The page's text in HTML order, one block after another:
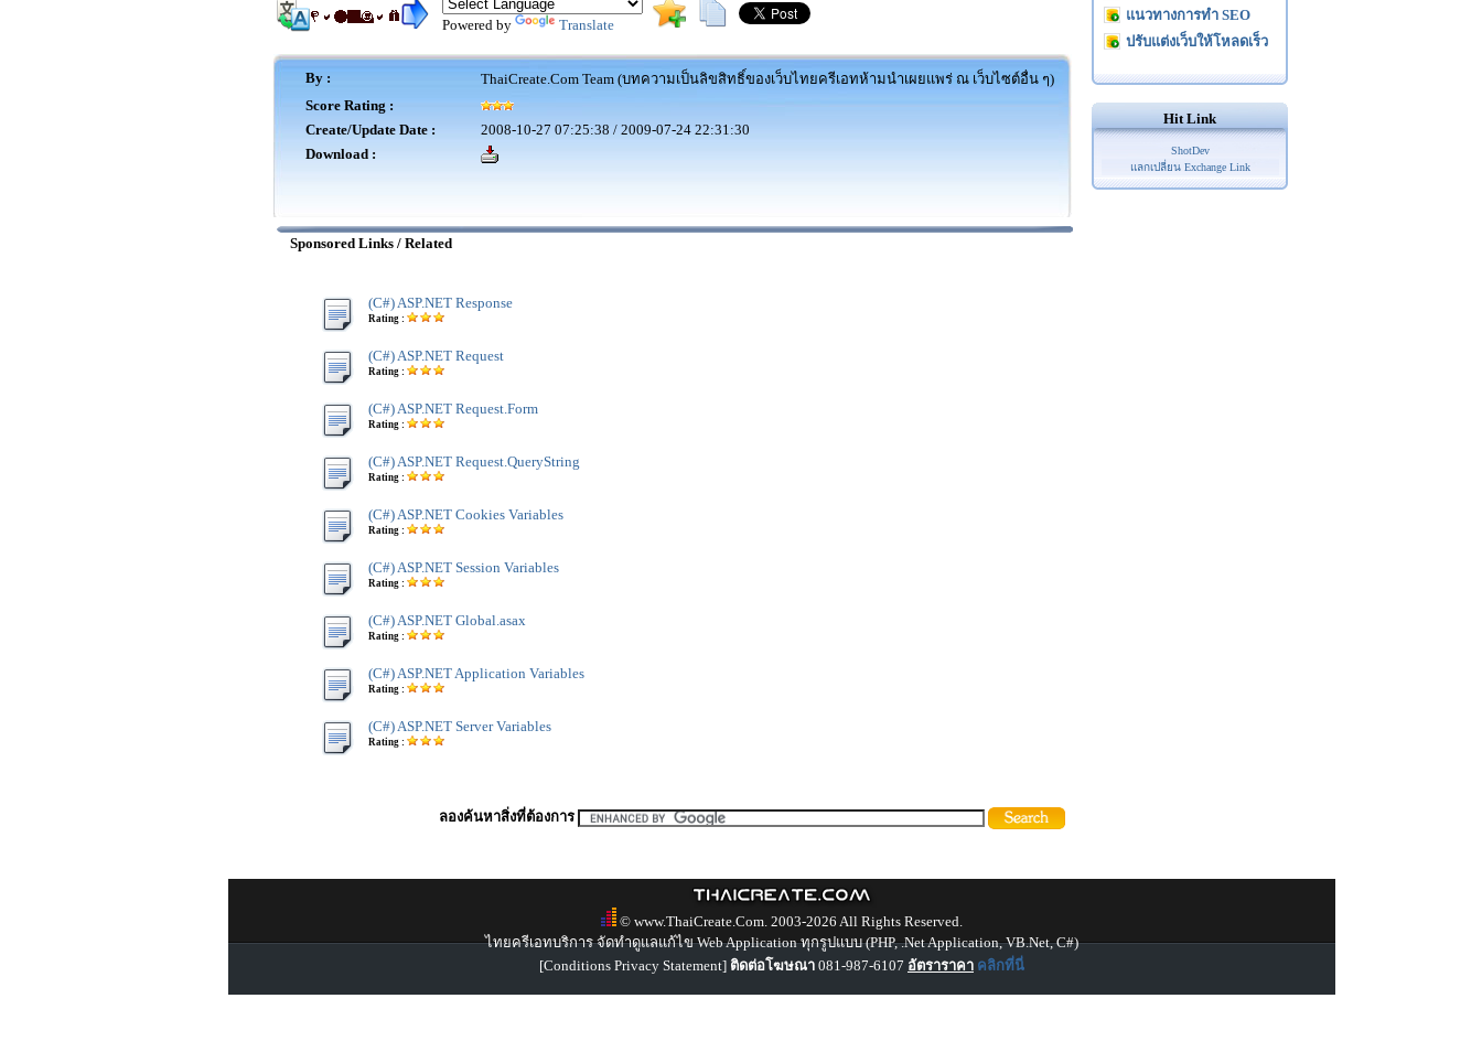
Powered by Translate
By :
ThaiCreate.Com Team (บทความเป็นลิขสิทธิ์ของเว็บไทยครีเอทห้ามนำเผยแพร่ ณ เว็บไซต์อื่น ๆ)
Score Rating :
Create/Update Date :
2008-10-27 07:25:38 / 2009-07-24 22:31:30
Download :
Sponsored Links / Related
(C#) ASP.NET Response
Rating :
(C#) ASP.NET Request
Rating :
(C#) ASP.NET Request.Form
Rating :
(C#) ASP.NET Request.QueryString
Rating :
(C#) ASP.NET Cookies Variables
Rating :
(C#) ASP.NET Session Variables
Rating :
(C#) ASP.NET Global.asax
Rating :
(C#) ASP.NET Application Variables
Rating :
(C#) ASP.NET Server Variables
Rating :
แนวทางการทำ SEO
ปรับแต่งเว็บให้โหลดเร็ว
Hit Link
ShotDev
แลกเปลี่ยน Exchange Link
ลองค้นหาสิ่งที่ต้องการ
© www.ThaiCreate.Com. 2003-2026 All Rights Reserved.
ไทยครีเอทบริการ จัดทำดูแลแก้ไข Web Application ทุกรูปแบบ (PHP, .Net Application, VB.Net, C#)
[Conditions Privacy Statement] ติดต่อโฆษณา 081-987-6107 อัตราราคา คลิกที่นี่